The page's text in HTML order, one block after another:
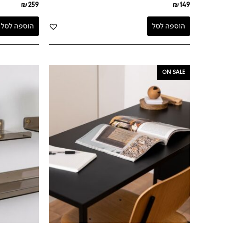
₪149
הוספה לסל
₪259
הוספה לסל
ON SALEהמחיר
היה:
₪1,090.